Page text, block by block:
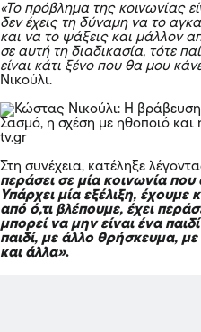
«Το πρόβλημα της κοινωνίας
δεν έχεις τη δύναμη να το
και να το ψάξεις και μάλλον
σε αυτή τη διαδικασία, τότε
είναι κάτι ξένο που θα μου
Νικούλι.
Στη συνέχεια, κατέληξε
περάσει σε μία κοινωνία που
Υπάρχει μία εξέλιξη,
από ό,τι βλέπουμε, έχει
μπορεί να μην είναι ένα
παιδί, με άλλο θρήσκευμα,
και άλλα».